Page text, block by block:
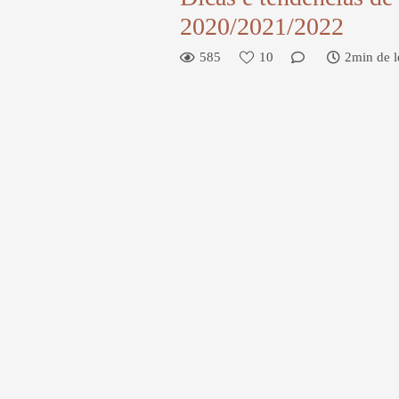
2020/2021/2022
585 10 2min de